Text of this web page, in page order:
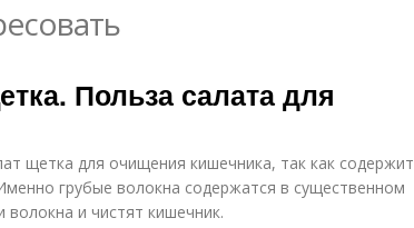
Польза салата для
щетка для очищения кишечника, так как содержит
грубые волокна содержатся в существенном
и чистят кишечник.